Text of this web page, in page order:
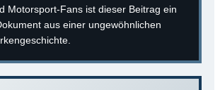
Motorsport-Fans ist dieser Beitrag ein
aus einer ungewöhnlichen